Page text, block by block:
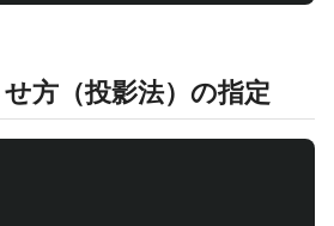
方（投影法）の指定